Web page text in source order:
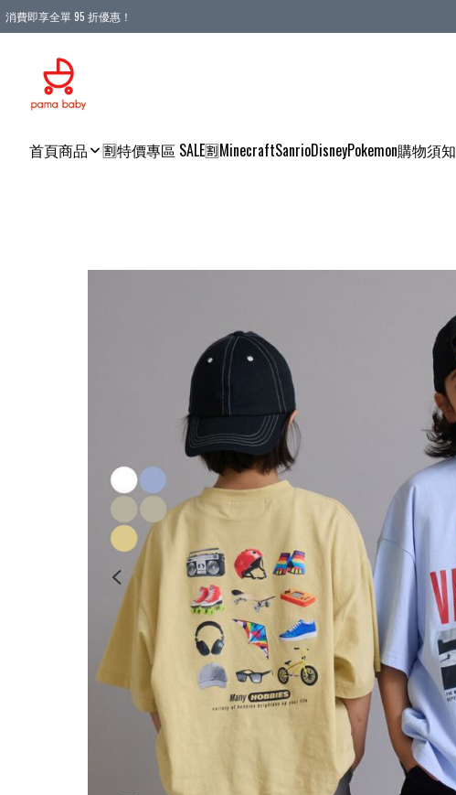
消費即享全單 95 折優惠！
首頁商品 🈹特價專區 SALE🈹MinecraftSanrioDisneyPokemon購物須知